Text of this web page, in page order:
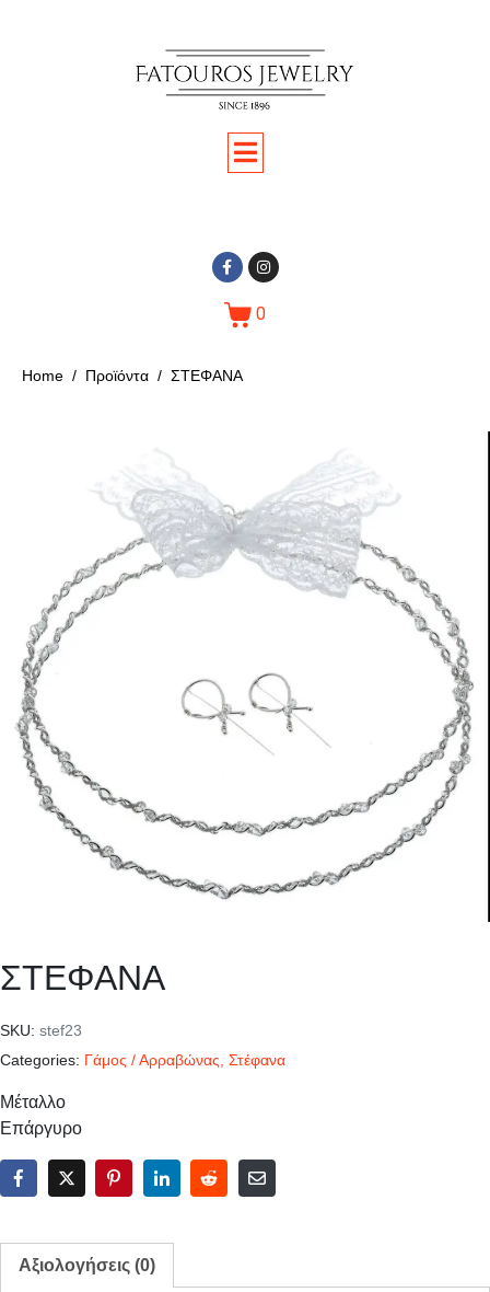
0
Home Προϊόντα ΣΤΕΦΑΝΑ
ΣΤΕΦΑΝΑ
SKU: stef23
Categories: Γάμος / Αρραβώνας Στέφανα
Μέταλλο
Επάργυρο
Αξιολογήσεις (0)